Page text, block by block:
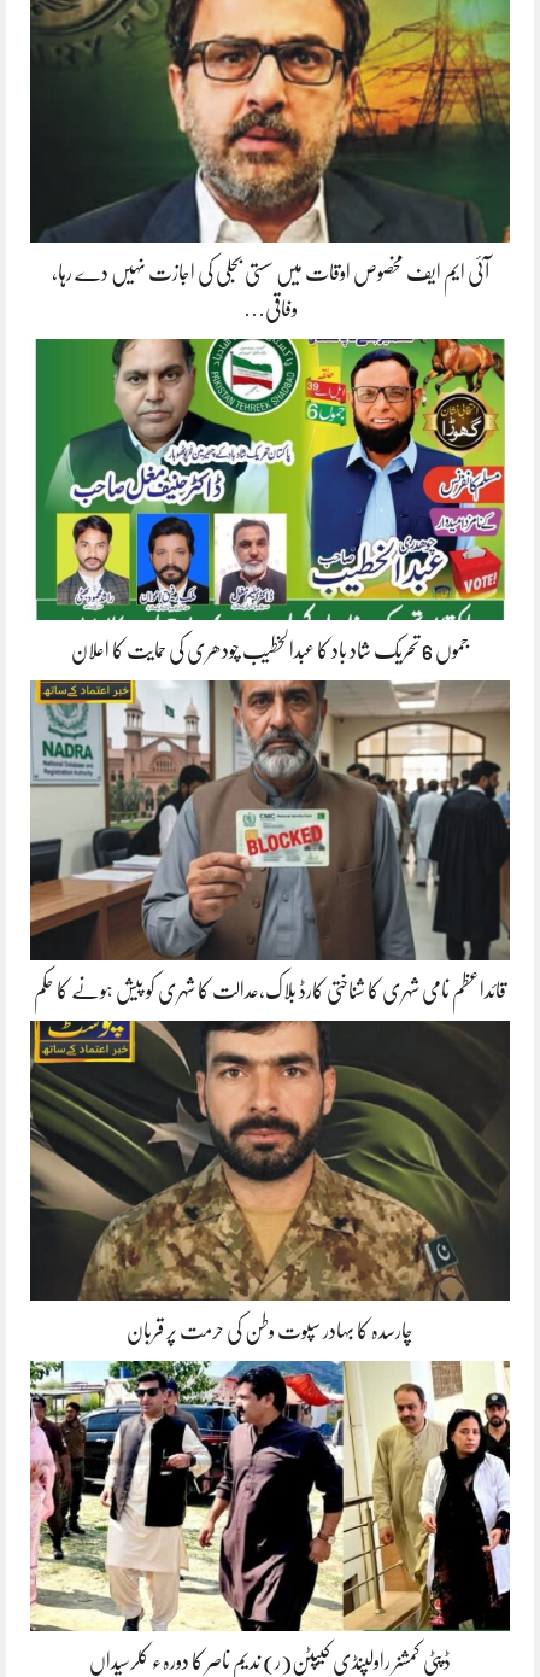
آئی ایم ایف مخصوص اوقات میں سستی بجلی کی اجازت نہیں دے رہا،
وفاقی…
جموں 6 تحریک شاد باد کا عبدالخطیب چودھری کی حمایت کا اعلان
قائداعظم نامی شہری کا شناختی کارڈ بلاک،عدالت کا شہری کو پیش ہونے کا حکم
چارسدہ کا بہادر سپوت وطن کی حرمت پر قربان
ڈپٹی کمشنر راولپنڈی کیپٹن(ر) ندیم ناصر کا دورہء کلرسیداں